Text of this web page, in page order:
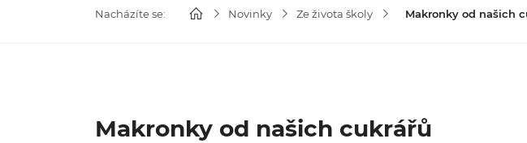
Nacházíte se: Novinky Ze života školy Makronky od našich
Makronky od našich cukrářů